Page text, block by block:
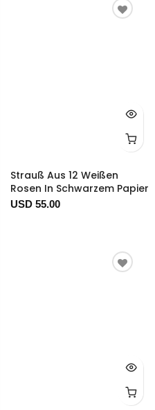
Strauß Aus 12 Weißen
Rosen In Schwarzem Papier
USD 55.00